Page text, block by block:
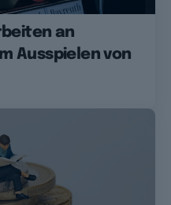
an
Ausspielen von